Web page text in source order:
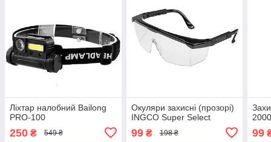
Ліхтар налобний Bailong
PRO-100
250 ₴ 549 ₴
Окуляри захисні (прозорі)
INGCO Super Select
99₴ 198 ₴ 99